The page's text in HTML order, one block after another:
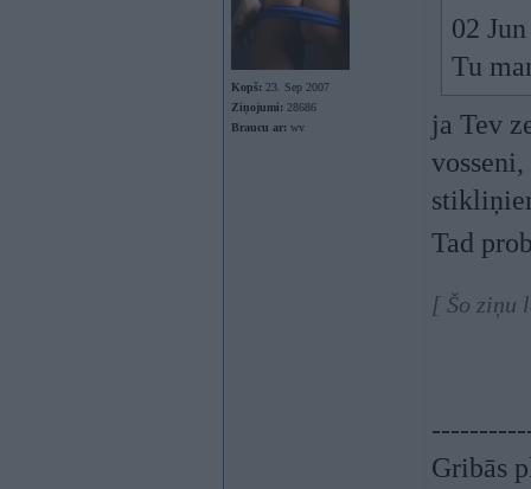
Kopš: 23. Sep 2007
Ziņojumi: 28686
Braucu ar: wv
02
Tu
ja Tev
Tad
[ Šo ziņu
Gribās